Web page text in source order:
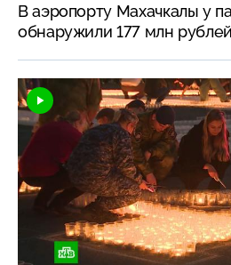
В аэропорту Махачкалы у
обнаружили 177 млн рублей